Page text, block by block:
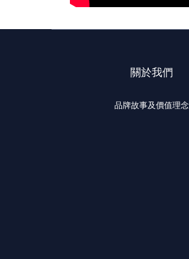
關於我們
品牌故事及價值理念